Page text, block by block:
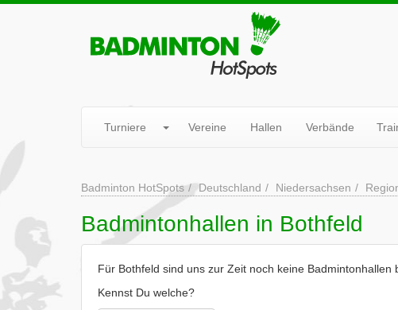
Turniere Vereine Hallen Verbände
Badminton HotSpots Deutschland Niedersachsen
Badmintonhallen in Bothfeld
Für Bothfeld sind uns zur Zeit noch keine Badmintonhallen
Kennst Du welche?